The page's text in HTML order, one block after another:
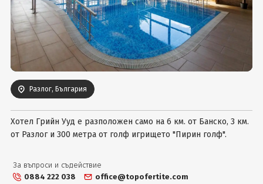
Услуги
Вход
Разлог, България
Хотел Грийн Ууд е разположен само на 6 км. от Банско, 3 км.
от Разлог и 300 метра от голф игрището "Пирин голф".
За въпроси и съдействие
0884 222 038
office@topofertite.com